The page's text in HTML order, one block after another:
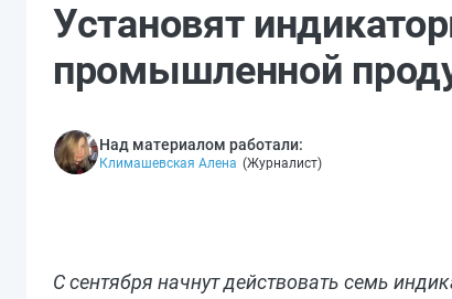
13:48
Важно Обеспечительный платёж
Установят
промышленной
Над материалом работали:
Климашевская Алена (Журналист)
С сентября начнут действовать семь